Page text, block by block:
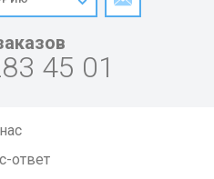
45 01
ответ